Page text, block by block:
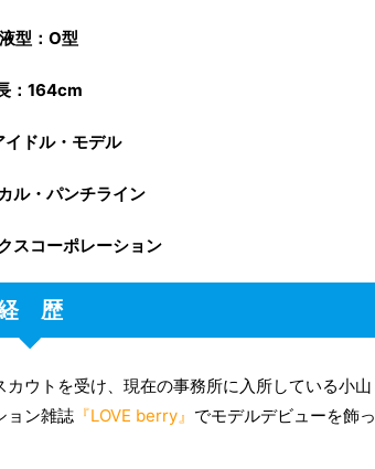
型：O型
：164cm
イドル・モデル
ル・パンチライン
スコーポレーション
歴
ウトを受け、現在の事務所に入所している小山
ョン雑誌 『LOVE berry』 でモデルデビューを飾っ